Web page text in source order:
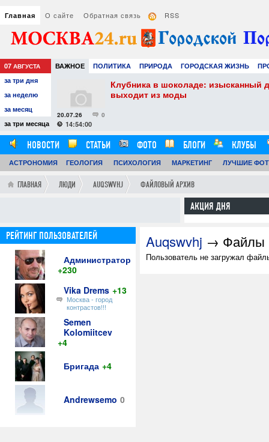
Главная О сайте Обратная связь RSS
07 АВГУСТА ВАЖНОЕ ПОЛИТИКА ПРИРОДА ГОРОДСКАЯ ЖИЗНЬ
ТЕХНОЛОГИИ
за три дня
за неделю
за месяц
за три месяца
Google
0
20.07.26
14:54:00
Клубника в шоколаде: изысканный
выходит из моды
НОВОСТИ СТАТЬИ ФОТО БЛОГИ
КЛУБЫ
ОБЗОРЫ
ВИДЕОРЕПОРТАЖИ
АСТРОНОМИЯ ГЕОЛОГИЯ ПСИХОЛОГИЯ МАРКЕТИНГ ЛУЧШИЕ
ГЛАВНАЯ ЛЮДИ AUQSWVHJ ФАЙЛОВЫЙ АРХИВ
АКЦИЯ ДНЯ
Auqswvhj → Файлы
Пользователь не загружал
РЕЙТИНГ ПОЛЬЗОВАТЕЛЕЙ
Администратор
+230
Vika Drems +13
Москва - город
контрастов!!!
Semen
Kolomiitcev
+4
Бригада +4
Andrewsemo 0